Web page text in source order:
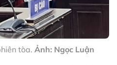
tòa. Ảnh: Ngọc Luận